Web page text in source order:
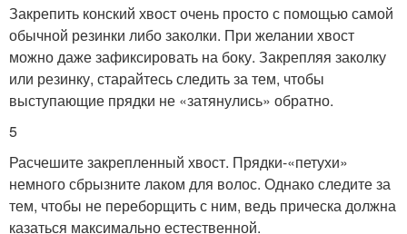
Закрепить конский хвост очень просто с помощью самой
обычной резинки либо заколки. При желании хвост
можно даже зафиксировать на боку. Закрепляя заколку
или резинку, старайтесь следить за тем, чтобы
выступающие прядки не «затянулись» обратно.
5
Расчешите закрепленный хвост. Прядки-«петухи»
немного сбрызните лаком для волос. Однако следите за
тем, чтобы не переборщить с ним, ведь прическа должна
казаться максимально естественной.